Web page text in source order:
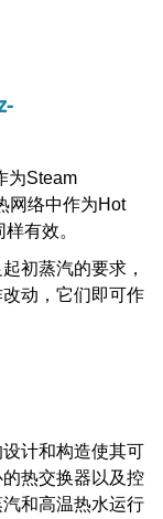
为Steam
网络中作为Hot
有效。
初蒸汽的要求，
动，它们即可作
计和构造使其可
热交换器以及控
和高温热水运行